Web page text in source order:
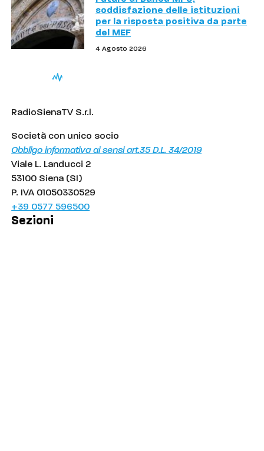
soddisfazione delle istituzioni
per la risposta positiva da parte
del MEF
4 Agosto 2026
RadioSienaTV S.r.l.
Società con unico socio
Obbligo informativa ai sensi art.35 D.L. 34/2019
Viale L. Landucci 2
53100 Siena (SI)
P. IVA 01050330529
+39 0577 596500
Sezioni